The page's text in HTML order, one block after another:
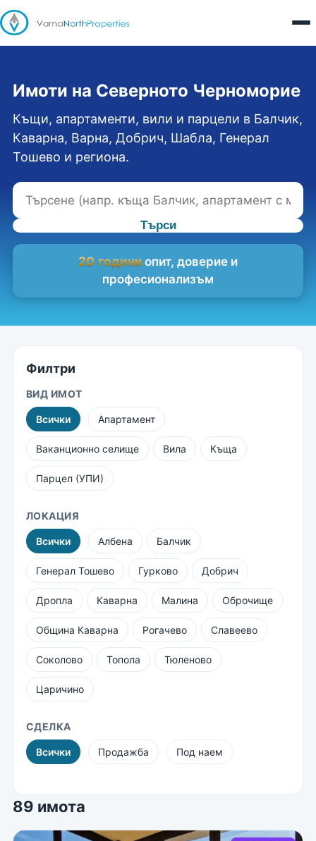
Имоти на Северното Черноморие
Къщи, апартаменти, вили и парцели в Балчик,
Каварна, Варна, Добрич, Шабла, Генерал
Тошево и региона.
Търси
20 години опит, доверие и
професионализъм
Филтри
ВИД ИМОТ
Всички Апартамент
Ваканционно селище Вила Къща
Парцел (УПИ)
ЛОКАЦИЯ
Всички Албена Балчик
Генерал Тошево Гурково Добрич
Дропла Каварна Малина Оброчище
Община Каварна Рогачево Славеево
Соколово Топола Тюленово
Царичино
СДЕЛКА
Всички Продажба Под наем
89 имота